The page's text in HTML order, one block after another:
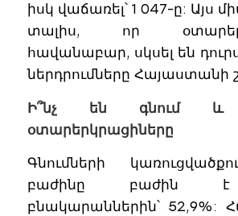
իսկ վաճառել՝ 1 047-ը: Այս
տալիս, որ
հավանաբար, սկսել են
ներդրումները Հայաստանի
Ի՞նչ են գնում և
օտարերկրացիները
Գնումների
բաժինը բաժին է
բնակարաններին՝ 52,9%: